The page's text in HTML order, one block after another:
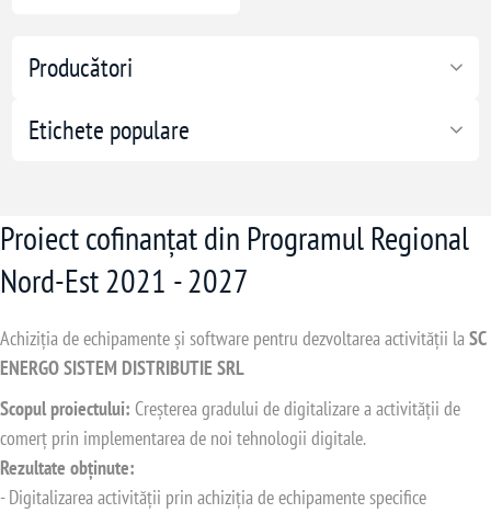
Producători
Etichete populare
Proiect cofinanțat din Programul Regional
Nord-Est 2021 - 2027
Achiziția de echipamente și software pentru dezvoltarea activității laSC
ENERGO SISTEM DISTRIBUTIE SRL
Scopul proiectului: Creșterea gradului de digitalizare a activității de
comerț prin implementarea de noi tehnologii digitale.
Rezultate obținute:
- Digitalizarea activității prin achiziția de echipamente specifice